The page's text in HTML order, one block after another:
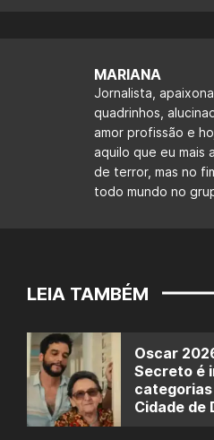
MARIANA
Jornalista,
quadrinhos,
amor profissão e
aquilo que eu mais
de terror, mas no
todo mundo no
LEIA TAMBÉM
Oscar
Secreto é
Cidade de